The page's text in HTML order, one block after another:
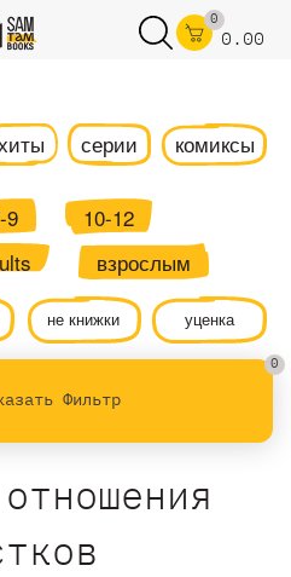
0
0.00
серии комиксы
9
10-12
взрослым
не книжки уценка
Фильтр
0